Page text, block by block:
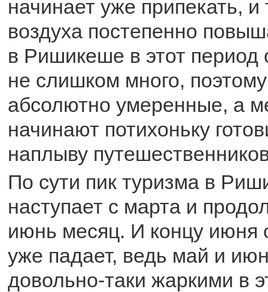
начинает уже припекать, и
воздуха постепенно
в Ришикеше в этот период
не слишком много,
абсолютно умеренные, а
начинают потихоньку
наплыву
По сути пик туризма в
наступает с марта и
июнь месяц. И концу июня
уже падает, ведь май и
довольно-таки жаркими в